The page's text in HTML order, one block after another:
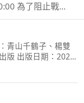
為了阻止戰爭
出手相助，與此
淀治接觸。夾在
青山千鶴子、楊雙
版 出版日期：2020-
起吃遍臺島吧！」